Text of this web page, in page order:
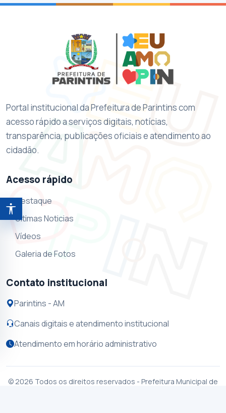
Abrir ferramentas de acessibilidade
Portal institucional da Prefeitura de Parintins com
acesso rápido a serviços digitais, notícias,
transparência, publicações oficiais e atendimento ao
cidadão.
Acesso rápido
Destaque
Ultimas Noticias
Vídeos
Galeria de Fotos
Contato institucional
Parintins - AM
Canais digitais e atendimento institucional
Atendimento em horário administrativo
© 2026 Todos os direitos reservados - Prefeitura Municipal de